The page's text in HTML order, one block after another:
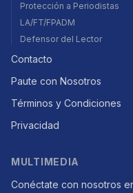
Protección a Periodistas
LA/FT/FPADM
Defensor del Lector
Contacto
Paute con Nosotros
Términos y Condiciones
Privacidad
MULTIMEDIA
Conéctate con nosotros